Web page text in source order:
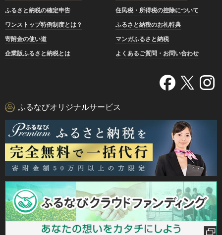
ふるさと納税の確定申告
住民税・所得税の控除について
ワンストップ特例制度とは？
ふるさと納税のお礼特典
寄附金の使い道
マンガふるさと納税
企業版ふるさと納税とは
よくあるご質問・お問い合わせ
ふるなびオリジナルサービス